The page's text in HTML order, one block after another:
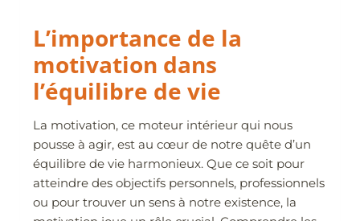
L’importance de la
motivation dans
l’équilibre de vie
La motivation, ce moteur intérieur qui nous
pousse à agir, est au cœur de notre quête d’un
équilibre de vie harmonieux. Que ce soit pour
atteindre des objectifs personnels, professionnels
ou pour trouver un sens à notre existence, la